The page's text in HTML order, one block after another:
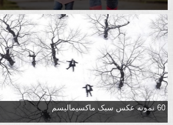
60 نمونه عکس سبک ماکسیمالیسم